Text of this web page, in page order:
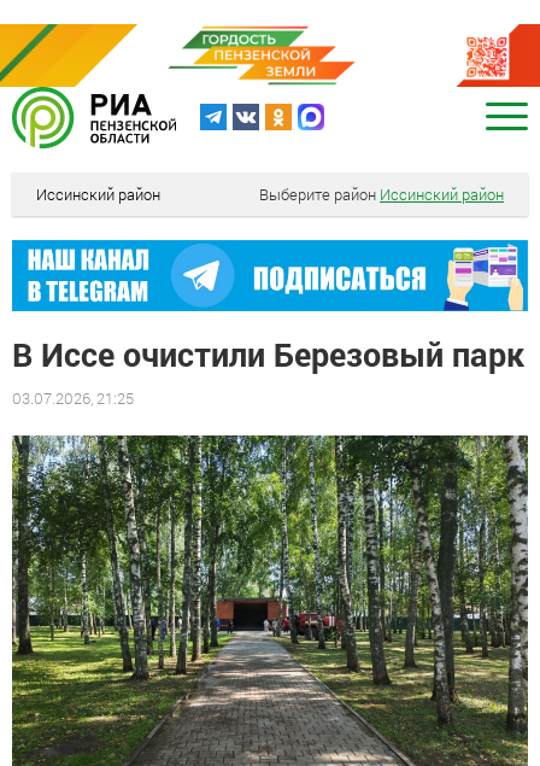
Иссинский район Выберите район Иссинский район
В Иссе очистили Березовый парк
03.07.2026, 21:25